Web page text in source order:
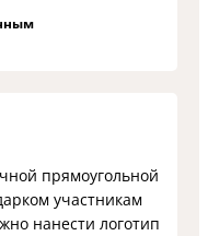
прямоугольной
участникам
нанести логотип